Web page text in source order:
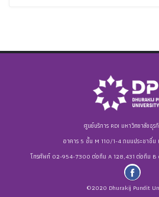
ศูนย์บริการ RDI มหาวิทยาลัยธุ
อาคาร 5 ชั้น M 110/1-4 ถนนประชาชื่น
โทรศัพท์ 02-954-7300 ต่อทีม A 128,431 ต่อทีม B
©2020 Dhurakij Pundit